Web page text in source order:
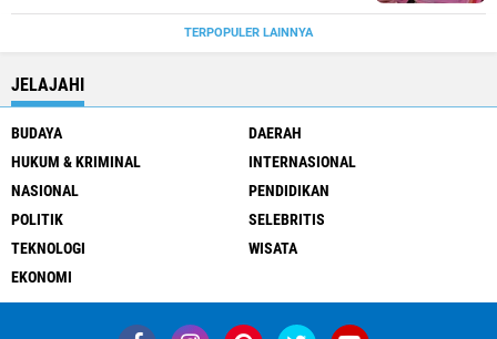
TERPOPULER LAINNYA
JELAJAHI
BUDAYA
DAERAH
HUKUM & KRIMINAL
INTERNASIONAL
NASIONAL
PENDIDIKAN
POLITIK
SELEBRITIS
TEKNOLOGI
WISATA
EKONOMI